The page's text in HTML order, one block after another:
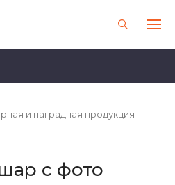
и наградная продукция
с фото